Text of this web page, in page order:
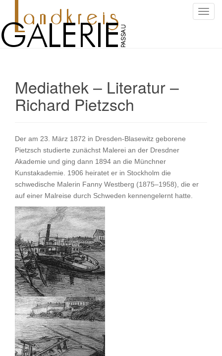
S
Mediathek – Literatur –
Richard Pietzsch
Der am 23. März 1872 in Dresden-Blasewitz geborene
Pietzsch studierte zunächst Malerei an der Dresdner
Akademie und ging dann 1894 an die Münchner
Kunstakademie. 1906 heiratet er in Stockholm die
schwedische Malerin Fanny Westberg (1875–1958), die er
auf einer Malreise durch Schweden kennengelernt hatte.